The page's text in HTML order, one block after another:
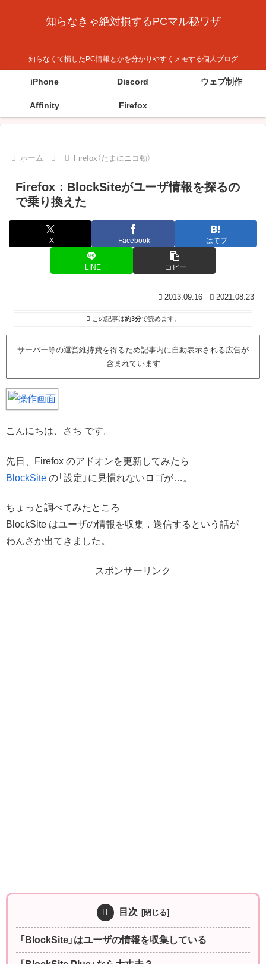
知らなきゃ絶対損するPCマル秘ワザ
知らなくて損したPC情報とかを分かりやすくメモする個人ブログ
iPhone Discord ウェブ制作
Affinity Firefox
ホーム Firefox（たまにニコ動）
Firefox：BlockSiteがユーザ情報を探るの
で乗り換えた
X Facebook はてブ
LINE コピー
2013.09.16 2021.08.23
この記事は約3分で読めます。
サーバー等の運営維持費を得るため記事内に自動表示される広告が
含まれています
こんにちは、さち です。
先日、Firefox のアドオンを更新してみたら
BlockSite の「設定」に見慣れないロゴが…。
ちょっと調べてみたところ
BlockSite はユーザの情報を収集，送信するという話が
わんさか出てきました。
スポンサーリンク
目次
「BlockSite」はユーザの情報を収集している